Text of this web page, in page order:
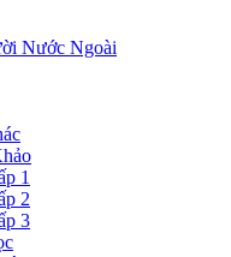
Nước Ngoài
1
2
3